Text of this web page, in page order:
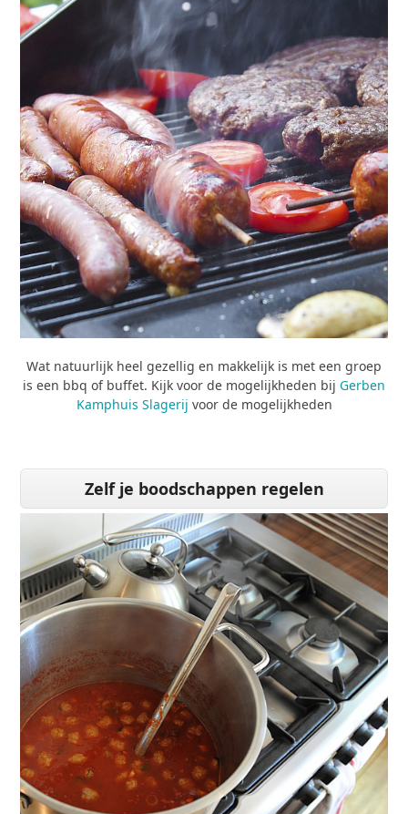
Wat natuurlijk heel gezellig en makkelijk is met een groep
is een bbq of buffet. Kijk voor de mogelijkheden bij Gerben
Kamphuis Slagerij voor de mogelijkheden
Zelf je boodschappen regelen